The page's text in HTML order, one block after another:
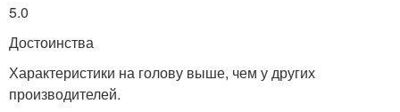
5.0
Достоинства
Характеристики на голову выше, чем у других
производителей.